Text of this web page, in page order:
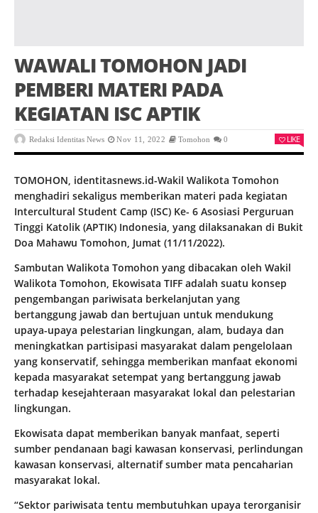
WAWALI TOMOHON JADI
PEMBERI MATERI PADA
KEGIATAN ISC APTIK
Redaksi Identitas News Nov 11, 2022 Tomohon 0 LIKE
TOMOHON, identitasnews.id-Wakil Walikota Tomohon
menghadiri sekaligus memberikan materi pada kegiatan
Intercultural Student Camp (ISC) Ke- 6 Asosiasi Perguruan
Tinggi Katolik (APTIK) Indonesia, yang dilaksanakan di Bukit
Doa Mahawu Tomohon, Jumat (11/11/2022).
Sambutan Walikota Tomohon yang dibacakan oleh Wakil
Walikota Tomohon, Ekowisata TIFF adalah suatu konsep
pengembangan pariwisata berkelanjutan yang
bertanggung jawab dan bertujuan untuk mendukung
upaya-upaya pelestarian lingkungan, alam, budaya dan
meningkatkan partisipasi masyarakat dalam pengelolaan
yang konservatif, sehingga memberikan manfaat ekonomi
kepada masyarakat setempat yang bertanggung jawab
terhadap kesejahteraan masyarakat lokal dan pelestarian
lingkungan.
Ekowisata dapat memberikan banyak manfaat, seperti
sumber pendanaan bagi kawasan konservasi, perlindungan
kawasan konservasi, alternatif sumber mata pencaharian
masyarakat lokal.
“Sektor pariwisata tentu membutuhkan upaya terorganisir